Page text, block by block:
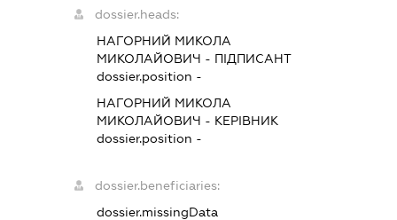
dossier.heads:
НАГОРНИЙ МИКОЛА
МИКОЛАЙОВИЧ - ПІДПИСАНТ
dossier.position -
НАГОРНИЙ МИКОЛА
МИКОЛАЙОВИЧ - КЕРІВНИК
dossier.position -
dossier.beneficiaries:
dossier.missingData